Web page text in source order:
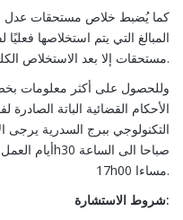
كما يُضبط خلاص مستحقات عدل
المبالغ التي يتم استخلاصها
مستحقات إلا بعد الاستخلاص الكلي للديون.
وللحصول على أكثر معلومات
الأحكام القضائية الباتة
التكنولوجي ببرج السدرية يرجى
17h00 مساءا.
شروط الاستشارة: